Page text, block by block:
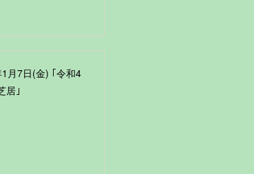
月7日(金) ｢令和4
居｣